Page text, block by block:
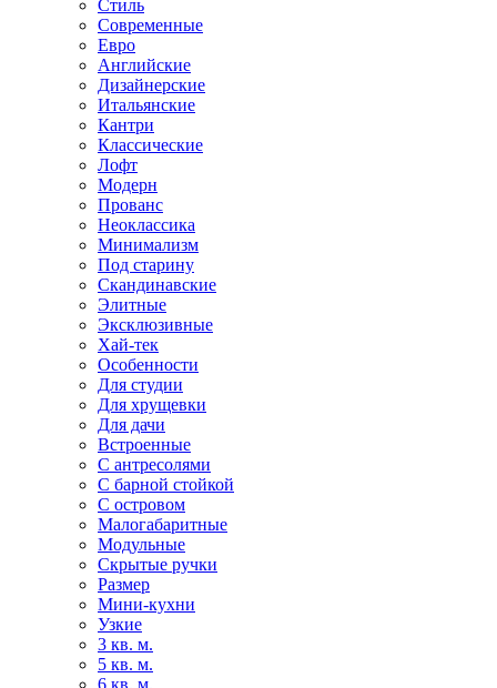
Стиль
Современные
Евро
Английские
Дизайнерские
Итальянские
Кантри
Классические
Лофт
Модерн
Прованс
Неоклассика
Минимализм
Под старину
Скандинавские
Элитные
Эксклюзивные
Хай-тек
Особенности
Для студии
Для хрущевки
Для дачи
Встроенные
С антресолями
С барной стойкой
С островом
Малогабаритные
Модульные
Скрытые ручки
Размер
Мини-кухни
Узкие
3 кв. м.
5 кв. м.
6 кв. м.